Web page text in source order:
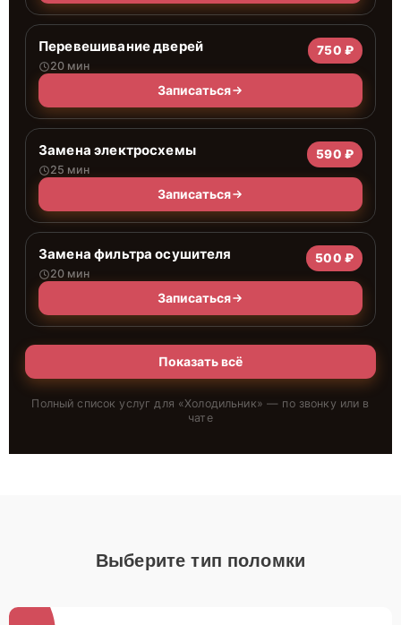
Перевешивание дверей
20 мин
750 ₽
Записаться
Замена электросхемы
25 мин
590 ₽
Записаться
Замена фильтра осушителя
20 мин
500 ₽
Записаться
Показать всё
Полный список услуг для «Холодильник» — по звонку или в
чате
Выберите тип поломки